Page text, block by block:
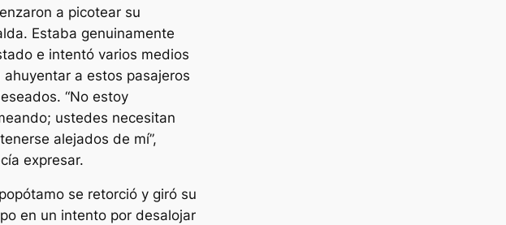
a picotear su
Estaba genuinamente
e intentó varios medios
ahuyentar a estos pasajeros
“No estoy
ustedes necesitan
alejados de mí”,
expresar.
se retorció y giró su
en un intento por desalojar